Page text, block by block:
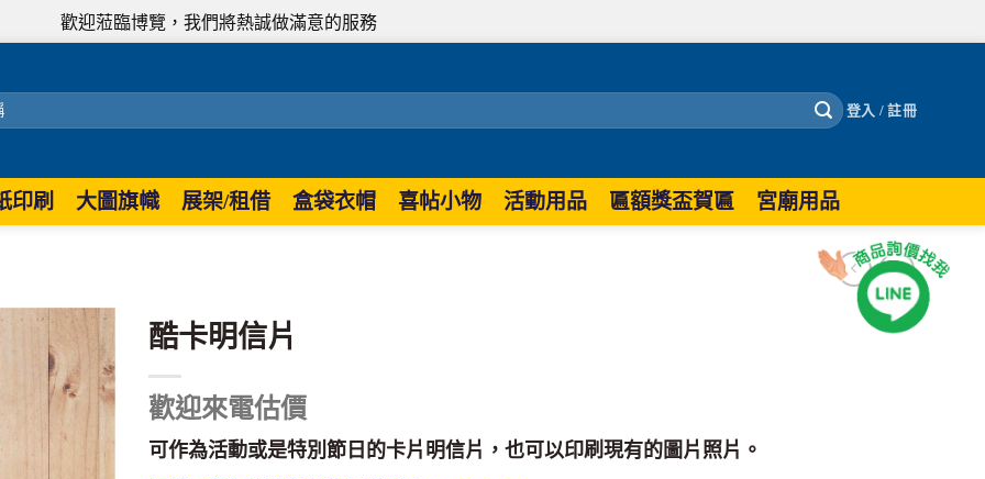
歡迎蒞臨博覽，我們將熱誠做滿意的服務
登入 / 註冊
印刷 大圖旗幟 展架/租借 盒袋衣帽 喜帖小物 活動用品 匾額獎盃賀匾 宮廟用品
酷卡明信片
歡迎來電估價
可作為活動或是特別節日的卡片明信片，也可以印刷現有的圖片照片。